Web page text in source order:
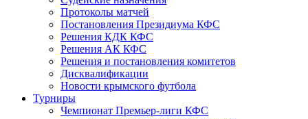
Протоколы матчей
Постановления Президиума КФС
Решения КДК КФС
Решения АК КФС
Решения и постановления комитетов
Дисквалификации
Новости крымского футбола
Турниры
Чемпионат Премьер-лиги КФС